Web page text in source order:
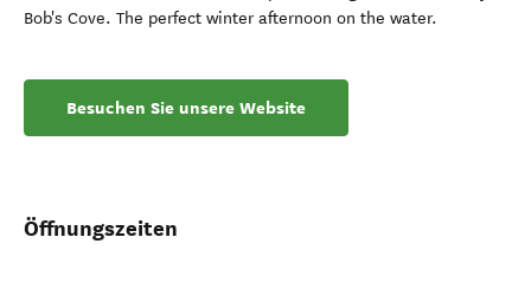
Bob's Cove. The perfect winter afternoon on the water.
Besuchen Sie unsere Website
Öffnungszeiten